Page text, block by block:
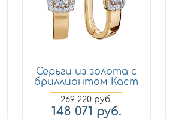
Серьги из золота с
бриллиантом Каст
ю...
269 220руб.
148 071 руб.